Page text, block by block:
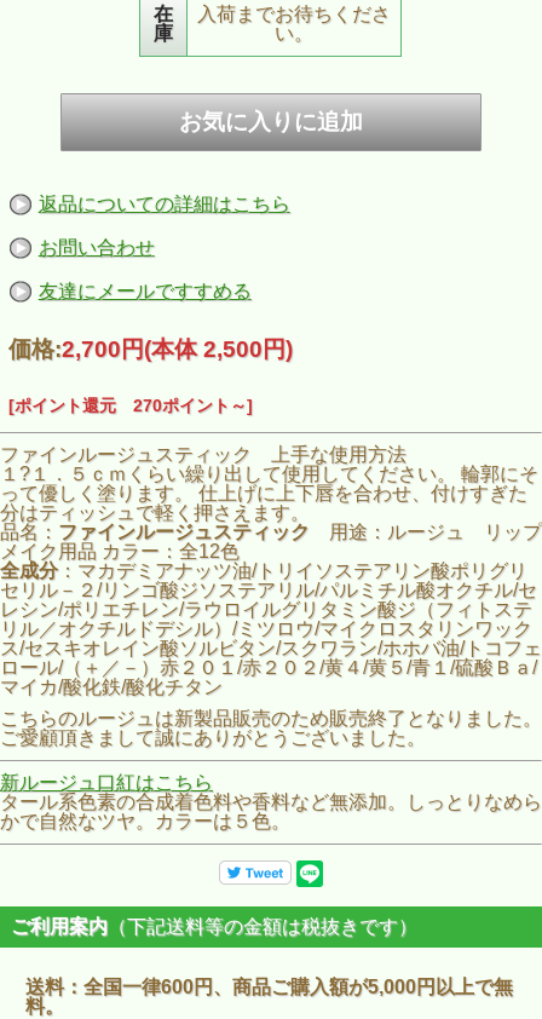
在
庫
入荷までお待ちくださ
い。
返品についての詳細はこちら
お問い合わせ
友達にメールですすめる
価格:2,700円(本体 2,500円)
[ポイント還元 270ポイント～]
ファインルージュスティック 上手な使用方法
１?１．５ｃｍくらい繰り出して使用してください。 輪郭にそ
って優しく塗ります。 仕上げに上下唇を合わせ、付けすぎた
分はティッシュで軽く押さえます。
品名： ファインルージュスティック 用途：ルージュ リップ
メイク用品 カラー：全12色
全成分：マカデミアナッツ油/トリイソステアリン酸ポリグリ
セリル－２/リンゴ酸ジソステアリル/パルミチル酸オクチル/セ
レシン/ポリエチレン/ラウロイルグリタミン酸ジ（フィトステ
リル／オクチルドデシル）/ミツロウ/マイクロスタリンワック
ス/セスキオレイン酸ソルビタン/スクワラン/ホホバ油/トコフェ
ロール/（＋／－）赤２０１/赤２０２/黄４/黄５/青１/硫酸Ｂａ/
マイカ/酸化鉄/酸化チタン
こちらのルージュは新製品販売のため販売終了となりました。
ご愛顧頂きまして誠にありがとうございました。
新ルージュ口紅はこちら
タール系色素の合成着色料や香料など無添加。しっとりなめら
かで自然なツヤ。カラーは５色。
ご利用案内 （下記送料等の金額は税抜きです）
送料：全国一律600円、商品ご購入額が5,000円以上で無
料。